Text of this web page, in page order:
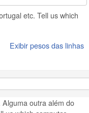
etc. Tell us which
Exibir pesos das linhas
outra além do